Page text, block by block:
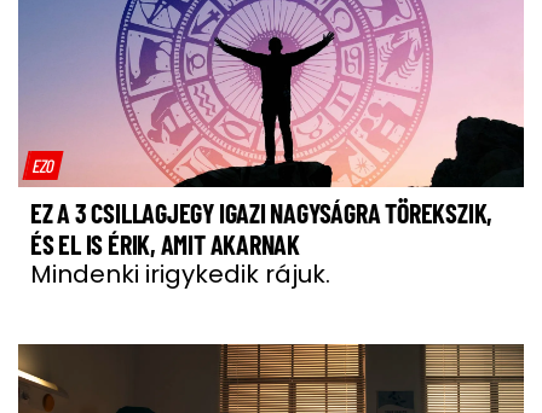
EZO
EZ A 3 CSILLAGJEGY IGAZI NAGYSÁGRA TÖREKSZIK,
ÉS EL IS ÉRIK, AMIT AKARNAK
Mindenki irigykedik rájuk.